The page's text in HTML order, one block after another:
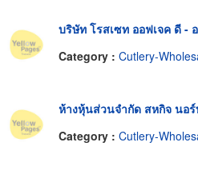
บริษัท โรสเซท ออฟเจค ดี -
Category : Cutlery-Wholesale
ห้างหุ้นส่วนจำกัด สหกิจ นอร์
Category : Cutlery-Wholesale